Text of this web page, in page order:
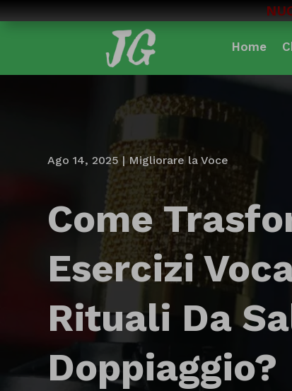
Home
Ago 14, 2025 | Migliorare la Voce
Come
Esercizi
Rituali Da
Doppiaggio?